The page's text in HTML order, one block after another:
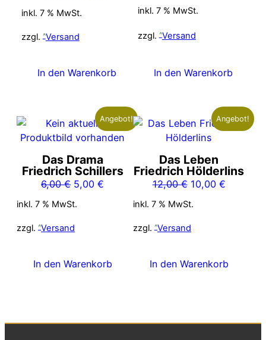
6,00 €
5,00 €.
inkl. 7 % MwSt.
zzgl. Versand
In den Warenkorb
25,00 €
inkl. 7 % MwSt.
zzgl. Versand
In den Warenkorb
Angebot!
Das Drama
Friedrich Schillers
6,00€ Ursprünglicher
6,00 €
5,00€
5,00 €.
inkl. 7 % MwSt.
zzgl. Versand
In den Warenkorb
Angebot!
Das Leben
Friedrich Hölderlins
12,00€ Ursprünglicher
12,00 €
10,00 €Aktueller
inkl. 7 % MwSt.
zzgl. Versand
In den Warenkorb